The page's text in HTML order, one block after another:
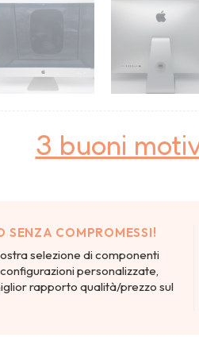
3 buoni
SENZA COMPROMESSI!
selezione di componenti
personalizzate,
rapporto qualità/prezzo sul